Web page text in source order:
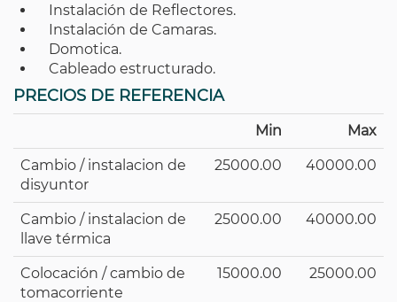
Instalación de Reflectores.
Instalación de Camaras.
Domotica.
Cableado estructurado.
PRECIOS DE REFERENCIA
Min Max
Cambio / instalacion de
disyuntor
25000.00 40000.00
Cambio / instalacion de
llave térmica
25000.00 40000.00
Colocación / cambio de
tomacorriente
15000.00 25000.00